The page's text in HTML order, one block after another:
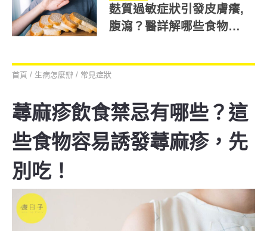
麩質過敏症狀引發皮膚癢,
腹瀉？醫詳解哪些食物避
首頁 / 生病怎麼辦 / 常見症狀
蕁麻疹飲食禁忌有哪些？這
些食物容易誘發蕁麻疹，先
別吃！